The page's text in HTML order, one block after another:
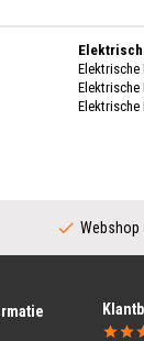
Elektrische
Elektrische
Dames
Webshop